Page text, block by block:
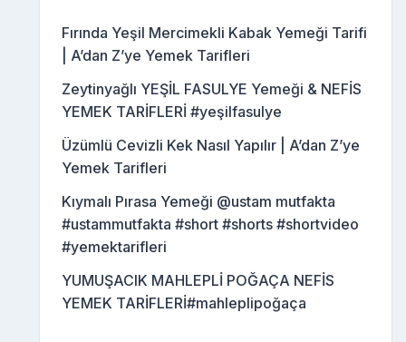
Fırında Yeşil Mercimekli Kabak Yemeği Tarifi
| A’dan Z’ye Yemek Tarifleri
Zeytinyağlı YEŞİL FASULYE Yemeği & NEFİS
YEMEK TARİFLERİ #yeşilfasulye
Üzümlü Cevizli Kek Nasıl Yapılır | A’dan Z’ye
Yemek Tarifleri
Kıymalı Pırasa Yemeği @ustam mutfakta
#ustammutfakta #short #shorts #shortvideo
#yemektarifleri
YUMUŞACIK MAHLEPLİ POĞAÇA NEFİS
YEMEK TARİFLERİ#mahleplipoğaça